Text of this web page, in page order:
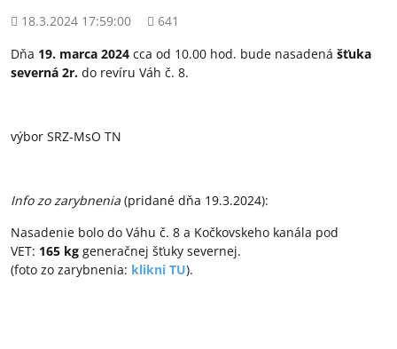
Pridané
18.3.2024 17:59:00
Počet
641
Dňa 19. marca 2024 cca od 10.00 hod. bude nasadená šťuka
severná 2r. do revíru Váh č. 8.
výbor SRZ-MsO TN
Info zo zarybnenia (pridané dňa 19.3.2024):
Nasadenie bolo do Váhu č. 8 a Kočkovskeho kanála pod
VET: 165 kg generačnej šťuky severnej.
(foto zo zarybnenia: klikni TU).